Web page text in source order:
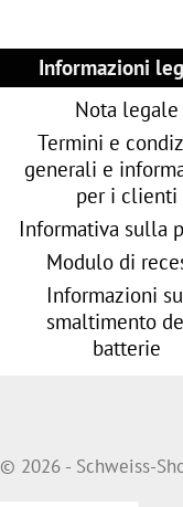
Informazioni
Nota legale
Termini e
generali e
per i clienti
Informativa sulla
Modulo di
Informazioni
smaltimento
batterie
© 2026 - Schweiss-